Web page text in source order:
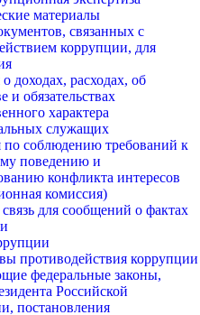
материалы
связанных с
коррупции, для
доходах, расходах, об
и обязательствах
характера
служащих
по соблюдению требований к
поведению и
конфликта интересов
комиссия)
для сообщений о фактах
противодействия коррупции
федеральные законы,
Российской
постановления